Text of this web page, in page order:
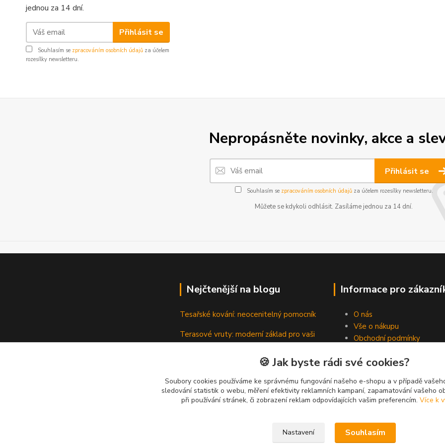
jednou za 14 dní.
Přihlásit se
Souhlasím se zpracováním osobních údajů za účelem
rozesílky newsletteru.
Nepropásněte novinky, akce a
Přihlásit se
Souhlasím se zpracováním osobních údajůza účelem rozesílky newsletteru.
Můžete se kdykoli odhlásit. Zasíláme jednou za 14 dní.
Nejčtenější na blogu
Tesařské kování: neocenitelný pomocník
Terasové vruty: moderní základ pro vaši
Vruty: Nenápadní hrdinové pevných spojů
Informace pro
O nás
Vše o nákupu
Obchodní podmínky
Blog
🍪 Jak byste rádi své cookies?
Soubory cookies používáme ke správnému fungování našeho e-shopu a v případě
sledování statistik o webu, měření efektivity reklamních kampaní, zapamatování vašeho
při používání stránek, či zobrazení reklam odpovídajících vašim preferencím. Více k
Nastavení Souhlasím